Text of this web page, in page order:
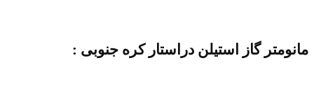
مانومتر گاز استیلن دراستار کره جنوبی :